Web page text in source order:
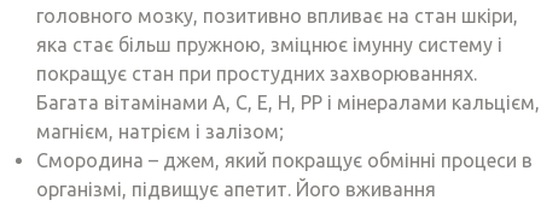
головного мозку, позитивно впливає на стан шкіри,
яка стає більш пружною, зміцнює імунну систему і
покращує стан при простудних захворюваннях.
Багата вітамінами А, С, Е, Н, РР і мінералами кальцієм,
магнієм, натрієм і залізом;
Смородина – джем, який покращує обмінні процеси в
організмі, підвищує апетит. Його вживання